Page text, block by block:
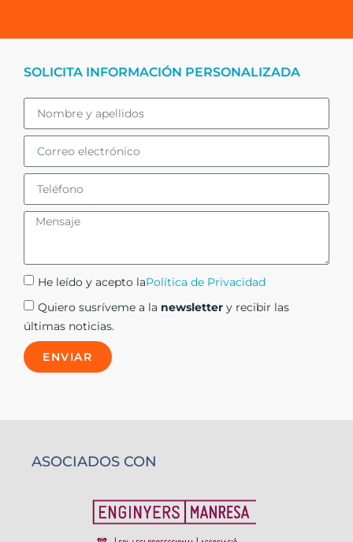
SOLICITA INFORMACIÓN PERSONALIZADA
He leído y acepto laPolítica de Privacidad
Quiero susríveme a la newsletter y recibir las
últimas noticias.
ENVIAR
ASOCIADOS CON